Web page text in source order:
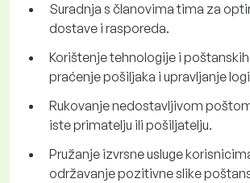
Suradnja s članovima tima za
dostave i rasporeda.
Korištenje tehnologije i
praćenje pošiljaka i upravljanje
Rukovanje nedostavljivom
iste primatelju ili pošiljatelju.
Pružanje izvrsne usluge
održavanje pozitivne slike